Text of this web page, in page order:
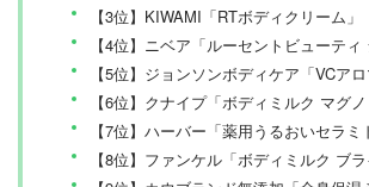
【3位】KIWAMI「RTボディクリーム」
【4位】ニベア「ルーセントビューティ シルクブライトニング ブライ
【5位】ジョンソンボディケア「VCアロ
【6位】クナイプ「ボディミルク マグノリア&ベ
【7位】ハーバー「薬用うるおいセラミ
【8位】ファンケル「ボディミルク ブライトニン